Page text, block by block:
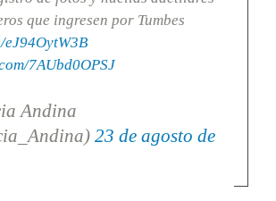
que ingresen por Tumbes
7AUbd0OPSJ
Andina
23 de agosto de